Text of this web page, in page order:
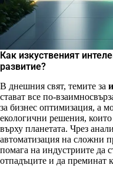
Как изкуственият
развитие?
В днешния свят, темите за
стават все по-
за бизнес оптимизация, а
екологични решения,
върху планетата. Чрез
автоматизация на сложни
помага на индустриите да
отпадъците и да преминат